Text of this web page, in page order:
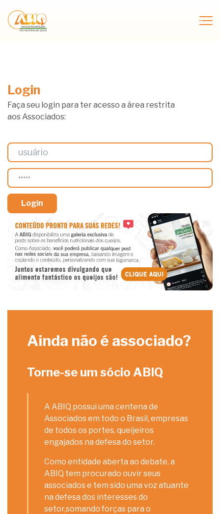
Login
Faça seu login para ter acesso a área restrita
aos Associados:
Ainda não é associado?
Torne-se um sócio ABIQ
A ABIQ possui uma centena de
Associados em todo o Brasil, empresas
de todos os portes, queijeiros
engajados na defesa do setor.
Como entidade aberta ao debate, a
ABIQ tem procurado ouvir seus
associados e tem sido uma voz atuante
na defesa dos interesses do
setor,somando forças para o